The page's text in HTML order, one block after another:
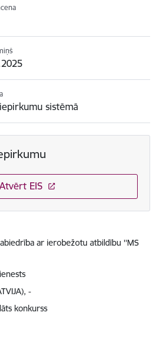
sistēmā
Atvērt EIS
ar ierobežotu atbildību ''MS
-
konkurss